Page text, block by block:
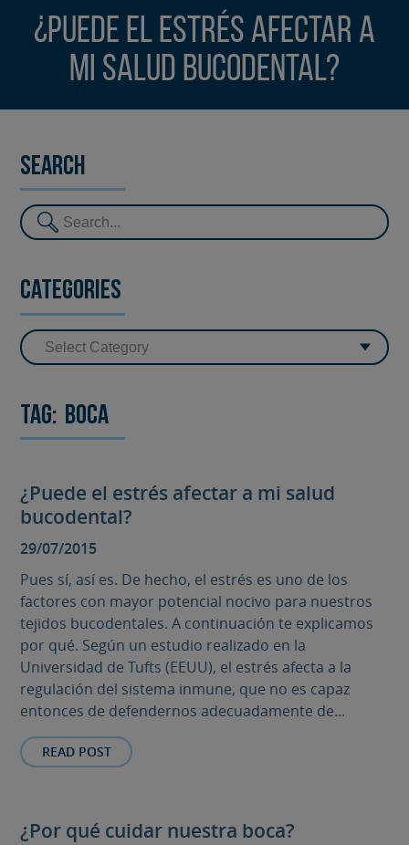
¿Puede el estrés afectar a
mi salud bucodental?
Search
Categories
Tag: Boca
¿Puede el estrés afectar a mi salud
bucodental?
29/07/2015
Pues sí, así es. De hecho, el estrés es uno de los
factores con mayor potencial nocivo para nuestros
tejidos bucodentales. A continuación te explicamos
por qué. Según un estudio realizado en la
Universidad de Tufts (EEUU), el estrés afecta a la
regulación del sistema inmune, que no es capaz
entonces de defendernos adecuadamente de...
READ POST
¿Por qué cuidar nuestra boca?